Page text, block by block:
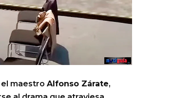
maestro Alfonso Zárate,